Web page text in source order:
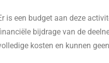
is een budget aan deze
bijdrage van de
kosten en kunnen